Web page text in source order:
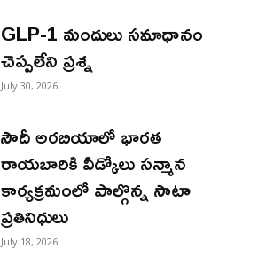
GLP-1 మందులు సమాధానం
చెప్పలేని ప్రశ్న
July 30, 2026
సౌదీ అరబియాలో భారత
రాయబారికి వీడ్కోలు సన్మాన
కార్యక్రమంలో పాల్గొన్న సాటా
ప్రతినిధులు
July 18, 2026